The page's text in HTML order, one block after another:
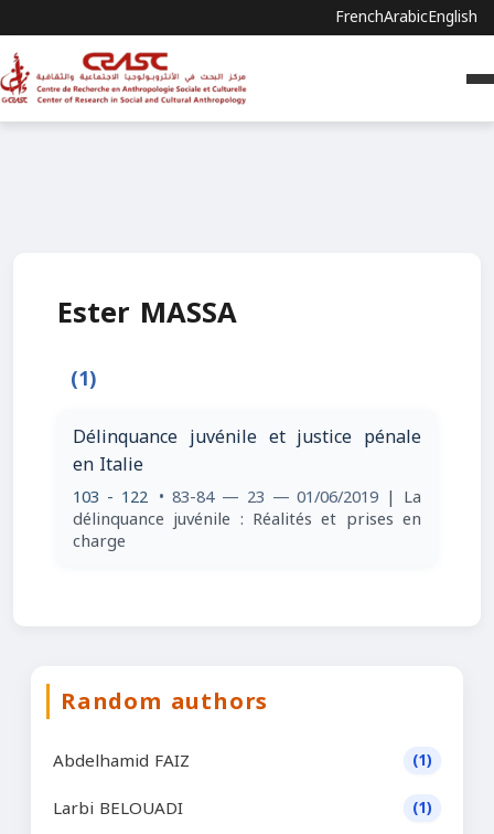
FrenchArabicEnglish
Ester MASSA
(1)
Délinquance juvénile et justice pénale
en Italie
103 - 122 • 83-84 — 23 — 01/06/2019 | La
délinquance juvénile : Réalités et prises en
charge
Random authors
Abdelhamid FAIZ (1)
Larbi BELOUADI (1)